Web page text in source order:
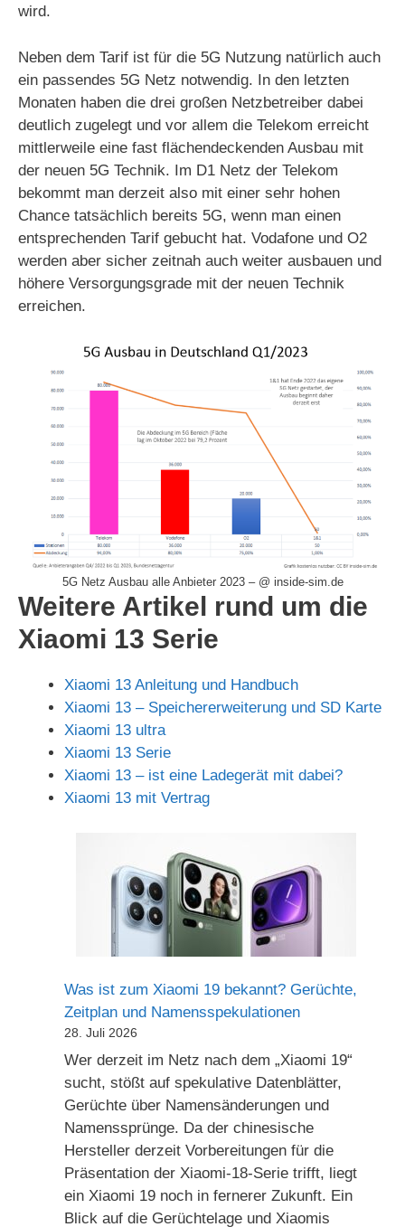
wird.
Neben dem Tarif ist für die 5G Nutzung natürlich auch
ein passendes 5G Netz notwendig. In den letzten
Monaten haben die drei großen Netzbetreiber dabei
deutlich zugelegt und vor allem die Telekom erreicht
mittlerweile eine fast flächendeckenden Ausbau mit
der neuen 5G Technik. Im D1 Netz der Telekom
bekommt man derzeit also mit einer sehr hohen
Chance tatsächlich bereits 5G, wenn man einen
entsprechenden Tarif gebucht hat. Vodafone und O2
werden aber sicher zeitnah auch weiter ausbauen und
höhere Versorgungsgrade mit der neuen Technik
erreichen.
5G Netz Ausbau alle Anbieter 2023 – @ inside-sim.de
Weitere Artikel rund um die
Xiaomi 13 Serie
Xiaomi 13 Anleitung und Handbuch
Xiaomi 13 – Speichererweiterung und SD Karte
Xiaomi 13 ultra
Xiaomi 13 Serie
Xiaomi 13 – ist eine Ladegerät mit dabei?
Xiaomi 13 mit Vertrag
Was ist zum Xiaomi 19 bekannt? Gerüchte,
Zeitplan und Namensspekulationen
28. Juli 2026
Wer derzeit im Netz nach dem „Xiaomi 19“
sucht, stößt auf spekulative Datenblätter,
Gerüchte über Namensänderungen und
Namenssprünge. Da der chinesische
Hersteller derzeit Vorbereitungen für die
Präsentation der Xiaomi-18-Serie trifft, liegt
ein Xiaomi 19 noch in fernerer Zukunft. Ein
Blick auf die Gerüchtelage und Xiaomis